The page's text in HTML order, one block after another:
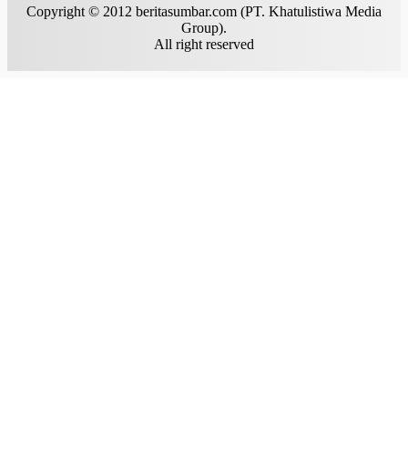
Copyright © 2012 beritasumbar.com (PT. Khatulistiwa Media
Group).
All right reserved